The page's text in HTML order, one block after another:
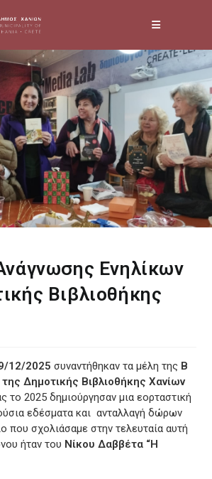
Ενηλίκων
Βιβλιοθήκης
12/2025 συναντήθηκαν τα μέλη της Β
Δημοτικής Βιβλιοθήκης Χανίων
το 2025 δημιούργησαν μια εορταστική
εδέσματα και ανταλλαγή δώρων
που σχολιάσαμε στην τελευταία αυτή
ήταν του Νίκου Δαββέτα “Η